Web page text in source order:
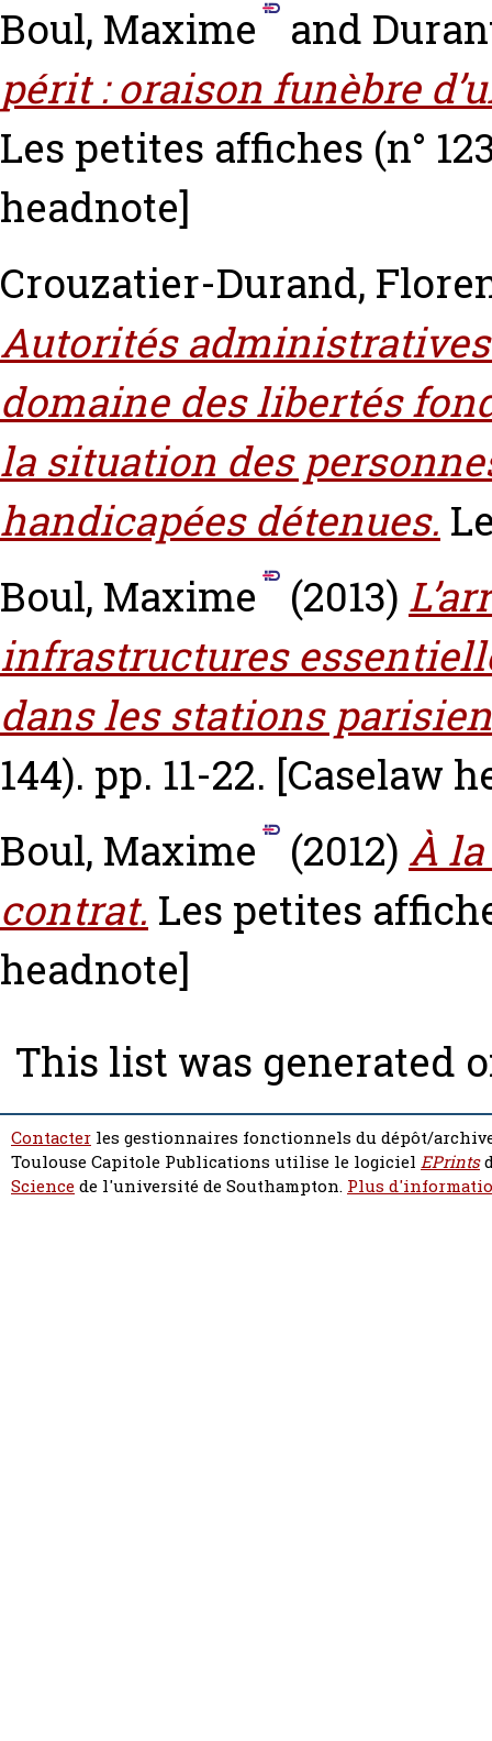
Boul, Maxime
and
périt : oraison funèbre
Les petites affiches (n°
headnote]
Crouzatier-Durand,
Autorités
domaine des libertés
la situation des
handicapées détenues.
Boul, Maxime
(2013)
infrastructures
dans les stations
144). pp. 11-22. [Caselaw
Boul, Maxime
(2012) À
contrat. Les petites
headnote]
This list was generated
Contacter les gestionnaires fonctionnels du dépôt/
Toulouse Capitole Publications utilise le logiciel EPrints
Sciencede l'université de Southampton. Plus